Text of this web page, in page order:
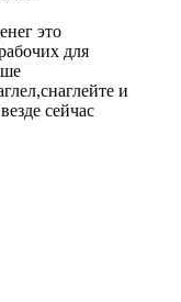
это
для
и
сейчас